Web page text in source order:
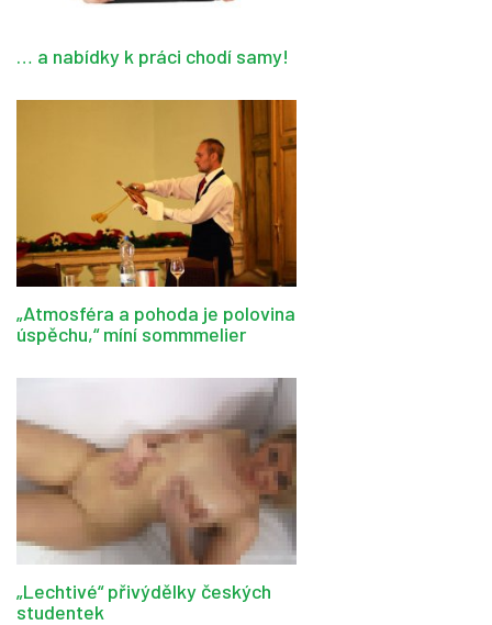
… a nabídky k práci chodí samy!
„Atmosféra a pohoda je polovina
úspěchu,“ míní sommmelier
„Lechtivé“ přivýdělky českých
studentek